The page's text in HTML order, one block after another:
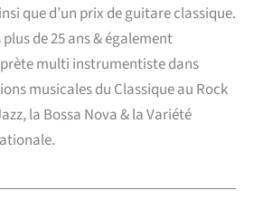
que d’un prix de guitare classique.
de 25 ans & également
multi instrumentiste dans
musicales du Classique au Rock
la Bossa Nova & la Variété